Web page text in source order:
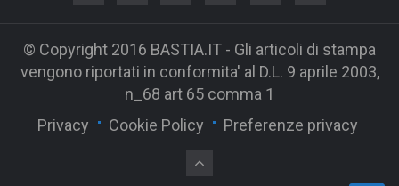
© Copyright 2016 BASTIA.IT - Gli articoli di stampa
vengono riportati in conformita' al D.L. 9 aprile 2003,
n_68 art 65 comma 1
Privacy
Cookie Policy Preferenze privacy